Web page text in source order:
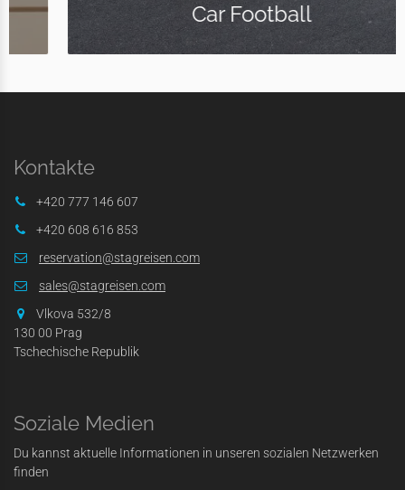
Car Football
Kontakte
+420 777 146 607
+420 608 616 853
reservation@stagreisen.com
sales@stagreisen.com
Vlkova 532/8
130 00 Prag
Tschechische Republik
Soziale Medien
Du kannst aktuelle Informationen in unseren sozialen Netzwerken
finden